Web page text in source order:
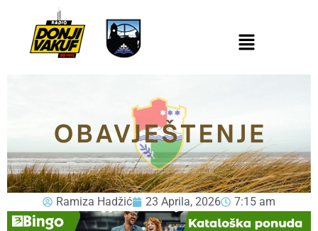
Ramiza Hadžić 23 Aprila, 2026 7:15 am